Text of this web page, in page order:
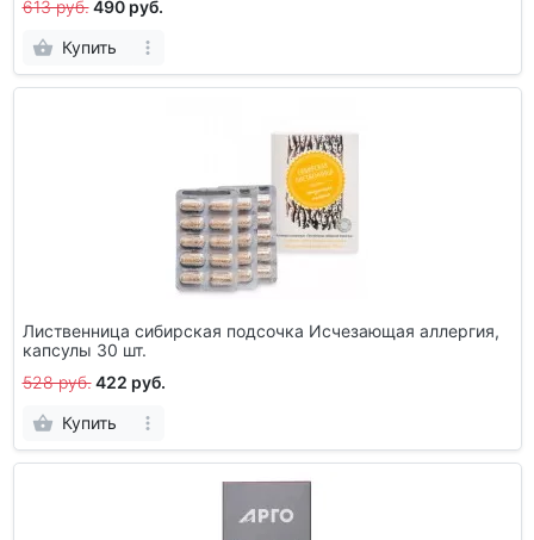
613 руб. 490 руб.
Купить
Лиственница сибирская подсочка Исчезающая аллергия,
капсулы 30 шт.
528 руб. 422 руб.
Купить